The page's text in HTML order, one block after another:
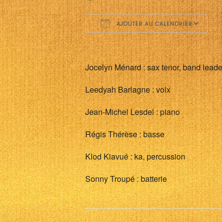
AJOUTER AU CALENDRIER
Télécharger ICS
Jocelyn Ménard : sax tenor, band
Leedyah Barlagne : voix
Jean-Michel Lesdel : piano
Régis Thérèse : basse
Klod Kiavué : ka, percussion
Sonny Troupé : batterie